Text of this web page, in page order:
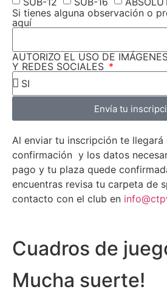
Si tienes alguna observación o
aquí
AUTORIZO EL USO DE
Y REDES SOCIALES
Envía tu
Al enviar tu inscripción te llegará
confirmación y los datos
pago y tu plaza quede
encuentras revisa tu carpeta de
contacto con el club en
Cuadros de
Mucha suerte!